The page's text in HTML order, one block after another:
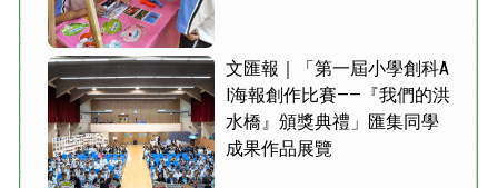
文匯報｜「第一屆小學創科A
I海報創作比賽——『我們的洪
水橋』頒獎典禮」匯集同學
成果作品展覽